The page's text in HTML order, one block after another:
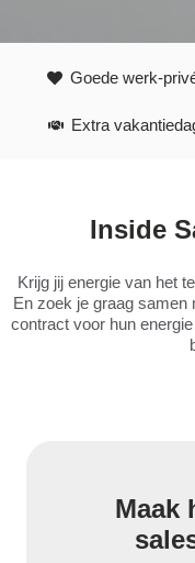
Goede werk-
Extra
Inside
Krijg jij energie van het
En zoek je graag samen
contract voor hun
Maak